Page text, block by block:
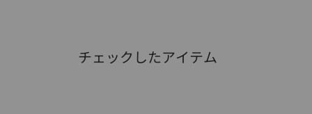
チェックしたアイテム